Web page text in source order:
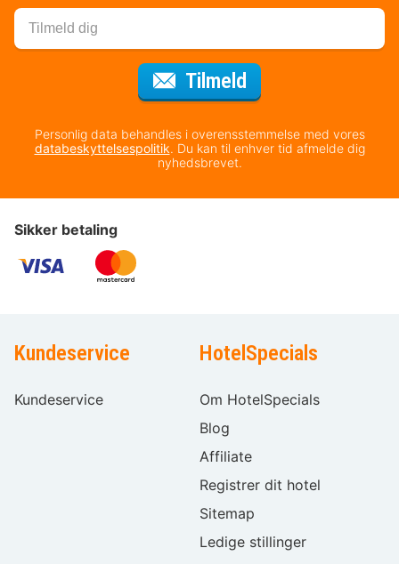
Tilmeld
Personlig data behandles i overensstemmelse med vores
databeskyttelsespolitik. Du kan til enhver tid afmelde dig
nyhedsbrevet.
Sikker betaling
Kundeservice
Kundeservice
HotelSpecials
Om HotelSpecials
Blog
Affiliate
Registrer dit hotel
Sitemap
Ledige stillinger